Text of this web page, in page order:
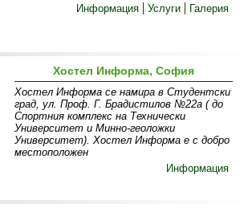
Информация
Услуги Галерия
Хостел Информа, София
Хостел Информа се намира в Студентски
град, ул. Проф. Г. Брадистилов №22а ( до
Спортния комплекс на Технически
Университет и Минно-геоложки
Университет). Хостел Информа е с добро
местоположен
Информация